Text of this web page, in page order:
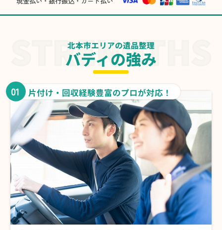
北本市エリアの遺品整理
バディの強み
01 片付け・回収経験豊富のプロが対応！